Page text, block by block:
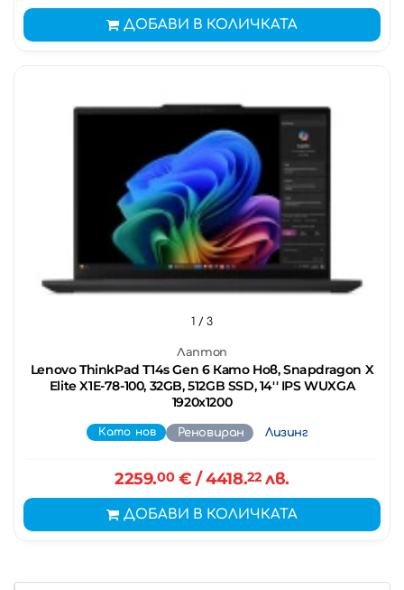
ДОБАВИ В КОЛИЧКАТА
Лаптоп
Lenovo ThinkPad T14s Gen 6 Като Нов, Snapdragon X
Elite X1E-78-100, 32GB, 512GB SSD, 14'' IPS WUXGA
1920x1200
1 / 3
Като нов Реновиран Лизинг
2259.00€ / 4418.22лв.
ДОБАВИ В КОЛИЧКАТА